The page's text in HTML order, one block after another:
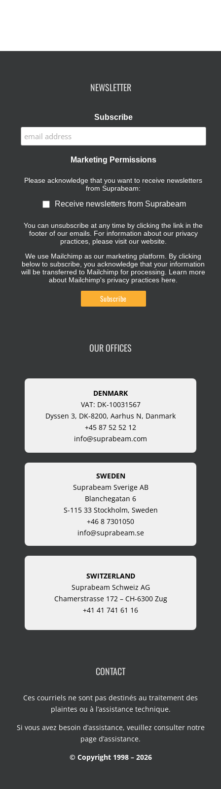
NEWSLETTER
Subscribe
Marketing Permissions
Please acknowledge that you want to receive newsletters
from Suprabeam:
Receive newsletters from Suprabeam
You can unsubscribe at any time by clicking the link in the
footer of our emails. For information about our privacy
practices, please visit our website.
We use Mailchimp as our marketing platform. By clicking
below to subscribe, you acknowledge that your information
will be transferred to Mailchimp for processing. Learn more
about Mailchimp's privacy practices here.
OUR OFFICES
DENMARK
VAT: DK-10031567
Dyssen 3, DK-8200, Aarhus N, Danmark
+45 87 52 52 12
info@suprabeam.com
SWEDEN
Suprabeam Sverige AB
Blanchegatan 6
S-115 33 Stockholm, Sweden
+46 8 7301050
info@suprabeam.se
SWITZERLAND
Suprabeam Schweiz AG
Chamerstrasse 172 – CH-6300 Zug
+41 41 741 61 16
CONTACT
Ces courriels ne sont pas destinés au traitement des
plaintes ou à l’assistance technique.
Si vous avez besoin d’assistance, veuillez consulter notre
page d’assistance.
© Copyright 1998 – 2026